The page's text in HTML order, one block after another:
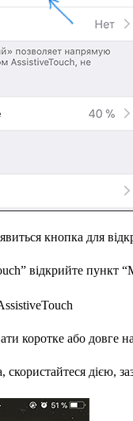
кнопка для
відкрийте пункт
коротке або довге
дією,